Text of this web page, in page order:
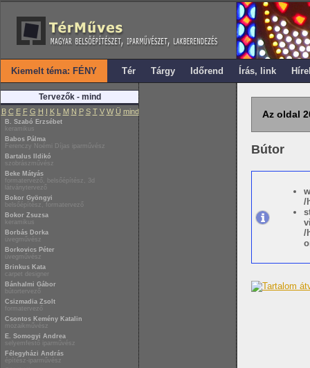
Kiemelt téma: FÉNY Tér Tárgy Időrend Írás, link
Tervezők - mind
B C E F G H I K L M N P S T V W Ü mind
B. Szabó Erzsébet
keramikus
Babos Pálma
Ferenczy Noémi Díjas iparművész
Bartalus Ildikó
szobrászművész
Beke Mátyás
formatervező, belsőépítész, 3d
látványtervező
Bokor Gyöngyi
belsőépítész, formatervező
Bokor Zsuzsa
keramikus
Borbás Dorka
üvegművész
Borkovics Péter
üvegművész
Brinkus Kata
carpet designer
Bánhalmi Gábor
bútortervező
Csizmadia Zsolt
formatervező
Csontos Kemény Katalin
mozaikművész
E. Somogyi Andrea
selyemfestő iparművész
Félegyházi András
építész-iparművész
Az oldal
Bútor
/
/